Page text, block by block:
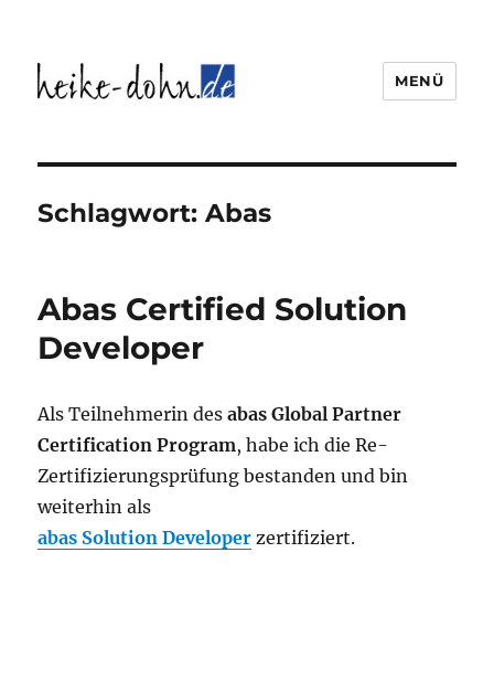
MENÜ
Schlagwort:Abas
Abas Certified Solution
Developer
Als Teilnehmerin desabas Global Partner
Certification Program, habe ich die Re-
Zertifizierungsprüfung bestanden und bin
weiterhin als
abas Solution Developer zertifiziert.